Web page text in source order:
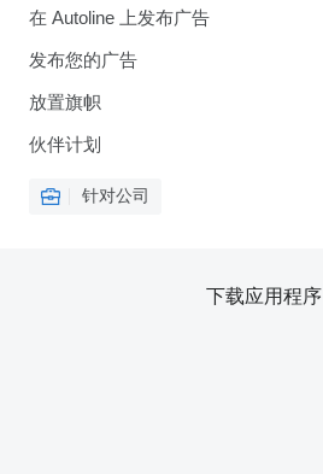
在 Autoline 上发布广告
发布您的广告
放置旗帜
伙伴计划
针对公司
下载应用程序